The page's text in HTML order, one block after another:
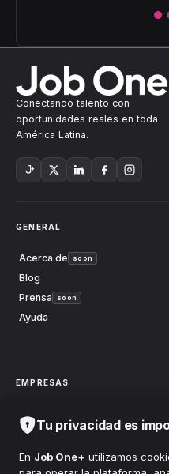
Conectando talento con
oportunidades reales en toda
América Latina.
GENERAL
Acerca de soon
Blog
Prensa
soon
Ayuda
EMPRESAS
Publicar vacante
Centro anuncios
Buscar candidatos
Tu privacidad es
En Job One+ utilizamos